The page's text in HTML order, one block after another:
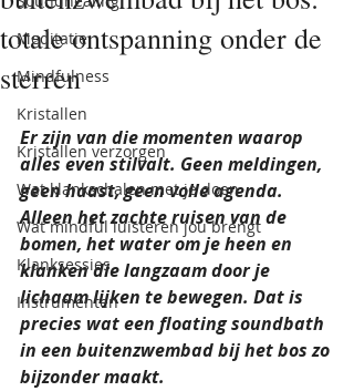
Meditatie
Mindfulness
Kristallen
Kristallen verzorgen
Wat klankschalen met je doen
Wat mindful luisteren jou brengt
Klanksessies
Instrumenten
totale ontspanning onder de
sterren
Er zijn van die momenten waarop
alles even stilvalt. Geen meldingen,
geen haast, geen volle agenda.
Alleen het zachte ruisen van de
bomen, het water om je heen en
klanken die langzaam door je
lichaam lijken te bewegen. Dat is
precies wat een floating soundbath
in een buitenzwembad bij het bos zo
bijzonder maakt.